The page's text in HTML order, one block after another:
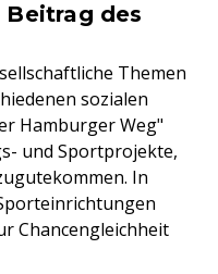
des
Themen
sozialen
Hamburger Weg"
und Sportprojekte,
In
Chancengleichheit